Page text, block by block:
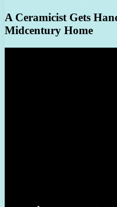
A Ceramicist Gets
Midcentury Home